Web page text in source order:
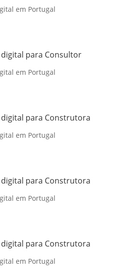
em Portugal
para Consultor
em Portugal
para Construtora
em Portugal
para Construtora
em Portugal
para Construtora
em Portugal